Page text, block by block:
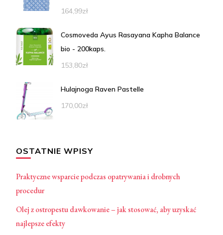
164,99zł
Cosmoveda Ayus Rasayana Kapha Balance
bio - 200kaps.
153,80zł
Hulajnoga Raven Pastelle
170,00zł
OSTATNIE WPISY
Praktyczne wsparcie podczas opatrywania i drobnych
procedur
Olej z ostropestu dawkowanie – jak stosować, aby uzyskać
najlepsze efekty